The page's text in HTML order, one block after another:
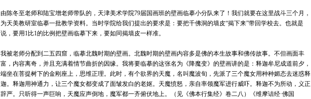
由陈冬至老师和陆宝增老师带队的，天津美术学院79届国画班的壁画临摹小分队来了！我们就要在这里战斗三个月，
为天美教研室临摹一批教学资料。当时学院给我们提出的要求是：要把千佛洞的墙皮“揭下来”带回学校去。也就是
说，要用1比1的比例把壁画临摹下来，要如同揭墙皮一样准。
我被老师分配到二五四窟，临摹北魏时期的壁画。北魏时期的壁画内容多是佛的本生故事和佛传故事。不但画面丰
富，内容离奇，并且充满着情节曲折的因缘。我将要临摹的这张名为《降魔变》的壁画讲的是：释迦牟尼成道前夕，
端坐在菩提树下的金刚座上，思维正理。此时，有个欲界的天魔，名叫魔波旬，先派了三个魔女用种种媚态去迷惑释
迦。释迦用神通力，让三个魔女都变成了面皱发白的老妪。天魔愤怒，亲自率领魔军进行威吓。释迦不为所动，义正
辞严。只听得一声巨响，天魔应声倒地，魔军都一齐俯伏地上。（见《佛本行集经》卷二八）《维摩诘经·佛国